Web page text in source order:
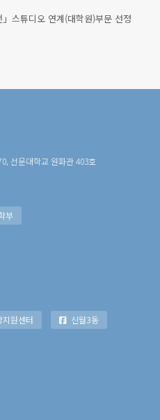
스튜디오 연계(대학원)부문 선정
선문대학교 원화관 403호
부
원센터 신월3동